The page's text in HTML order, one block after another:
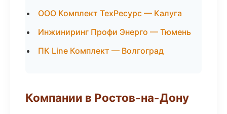
ООО Комплект ТехРесурс — Калуга
Инжиниринг Профи Энерго — Тюмень
ПК Line Комплект — Волгоград
Компании в Ростов-на-Дону